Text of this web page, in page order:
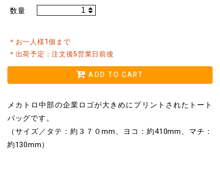
数量
＊お一人様1個まで
＊出荷予定：注文後5営業日前後
ADD TO CART
メカトロ中部の企業ロゴが大きめにプリントされたトート
バッグです。
（サイズ／タテ：約３７０mm、ヨコ：約410mm、マチ：
約130mm）